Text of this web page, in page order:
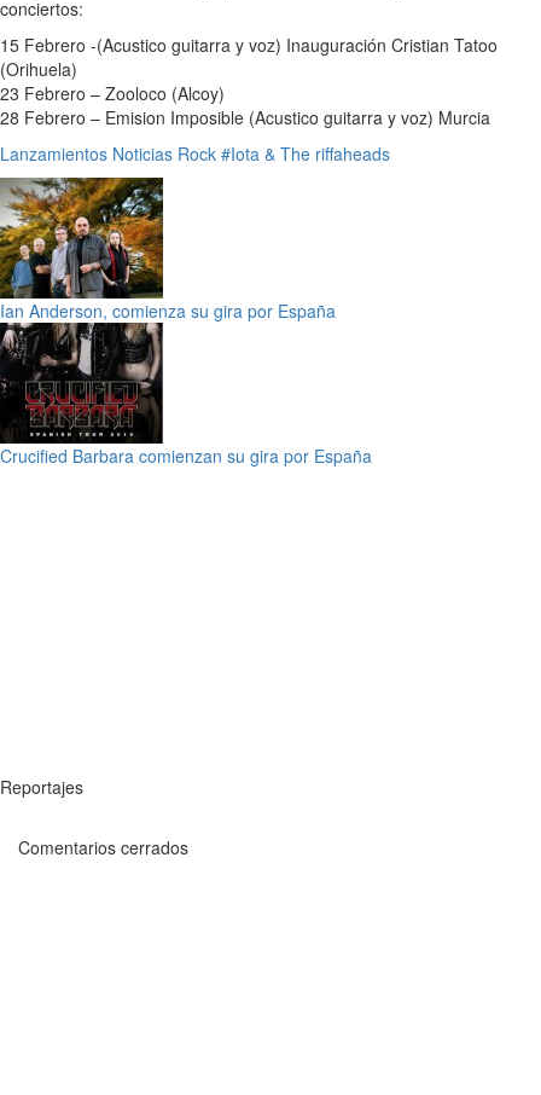
conciertos:
15 Febrero -(Acustico guitarra y voz) Inauguración Cristian Tatoo
(Orihuela)
23 Febrero – Zooloco (Alcoy)
28 Febrero – Emision Imposible (Acustico guitarra y voz) Murcia
Lanzamientos Noticias Rock #Iota & The riffaheads
Ian Anderson, comienza su gira por España
Crucified Barbara comienzan su gira por España
Reportajes
Comentarios cerrados